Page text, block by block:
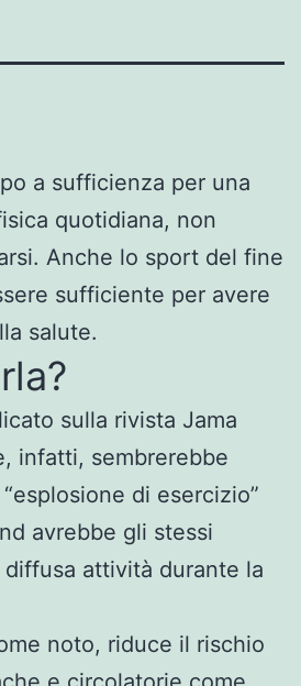
a sufficienza per una
quotidiana, non
Anche lo sport del fine
sufficiente per avere
salute.
sulla rivista Jama
infatti, sembrerebbe
di esercizio”
avrebbe gli stessi
attività durante la
noto, riduce il rischio